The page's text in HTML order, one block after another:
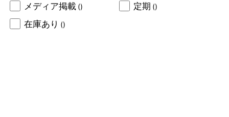
メディア掲載 () 定期 ()
在庫あり ()